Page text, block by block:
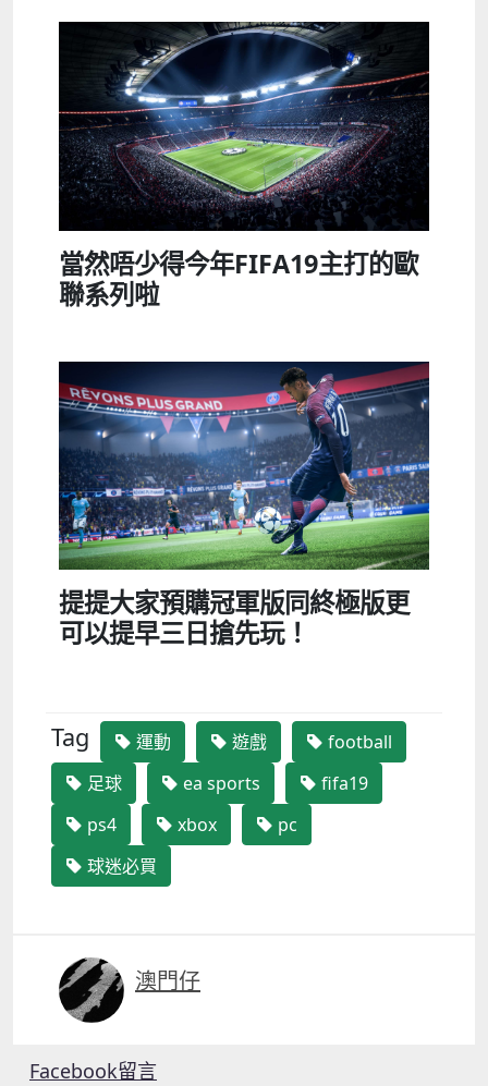
當然唔少得今年FIFA19主打的歐
聯系列啦
提提大家預購冠軍版同終極版更
可以提早三日搶先玩！
Tag 運動 遊戲
football
足球
ea sports
fifa19
ps4
xbox
pc
球迷必買
澳門仔
Facebook留言